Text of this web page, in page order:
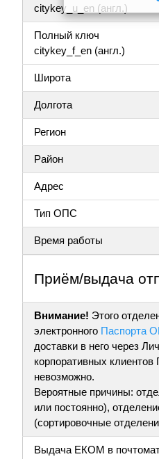
citykey_u_en (англ.)
Полный ключ
citykey_f_en (англ.)
Широта
Долгота
Регион
Район
Адрес
Тип ОПС
Время работы
Приём/выдача
Внимание! Этого
электронного Паспорта
доставки в него через
корпоративных
невозможно.
Вероятные причины:
или постоянно),
(сортировочные
Выдача ЕКОМ в